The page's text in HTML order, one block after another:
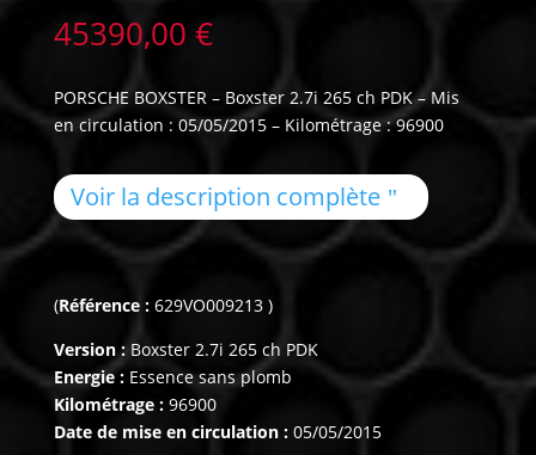
45390,00 €
PORSCHE BOXSTER – Boxster 2.7i 265 ch PDK – Mis
en circulation : 05/05/2015 – Kilométrage : 96900
Voir la description complète
(Référence : 629VO009213 )
Version :Boxster 2.7i 265 ch PDK
Energie :Essence sans plomb
Kilométrage :96900
Date de mise en circulation :05/05/2015